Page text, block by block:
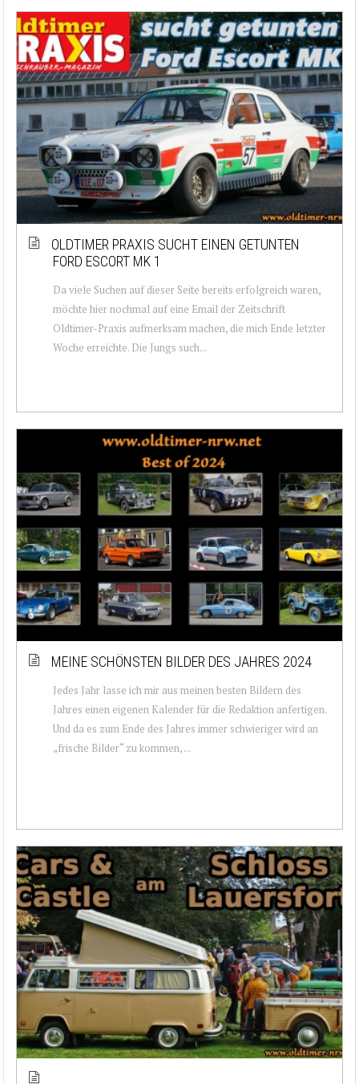
OLDTIMER PRAXIS SUCHT EINEN GETUNTEN
FORD ESCORT MK 1
Da viele Suchen auf dieser Seite bereits erfolgreich waren,
möchte hier nochmal auf eine Email der Zeitschrift
Oldtimer-Praxis aufmerksam machen, die mich Ende letzter
Woche erreichte. Die Jungs such...
MEINE SCHÖNSTEN BILDER DES JAHRES 2024
Jedes Jahr lasse ich mir aus meinen besten Bildern des
Jahres einen eigenen Kalender für die Redaktion anfertigen.
Und da es zum Ende des Jahres immer schwieriger wird an
„frische Bilder“ zu kommen, ...